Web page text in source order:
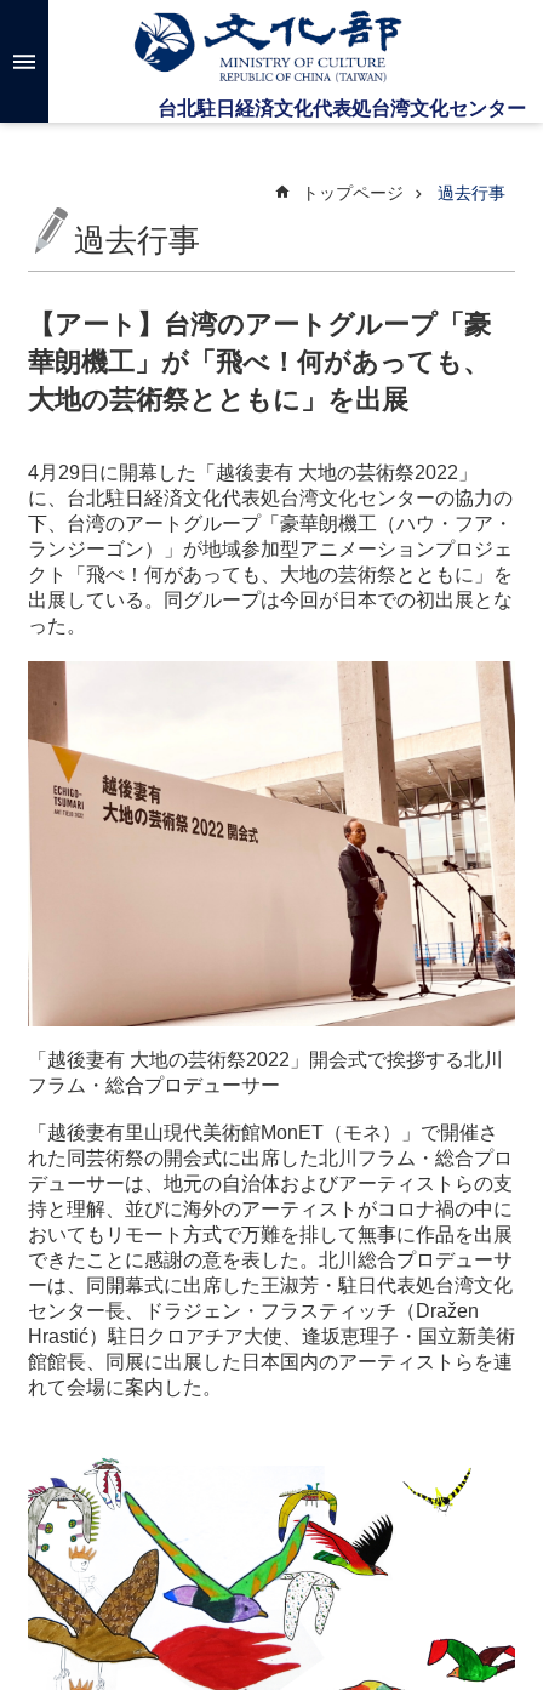
メインのコンテンツブロックにジャンプします
高
検
台
セ
タ
に
つ
い
て
最
新
込
台
湾
本
関
リ
ン
ク
ホ
ム
サ
イ
プ
トップページ 過去行事
過去行事
【アート】台湾のアートグループ「豪
華朗機工」が「飛べ！何があっても、
大地の芸術祭とともに」を出展
4月29日に開幕した「越後妻有 大地の芸術祭2022」
に、台北駐日経済文化代表処台湾文化センターの協力の
下、台湾のアートグループ「豪華朗機工（ハウ・フア・
ランジーゴン）」が地域参加型アニメーションプロジェ
クト「飛べ！何があっても、大地の芸術祭とともに」を
出展している。同グループは今回が日本での初出展とな
った。
「越後妻有 大地の芸術祭2022」開会式で挨拶する北川
フラム・総合プロデューサー
「越後妻有里山現代美術館MonET（モネ）」で開催さ
れた同芸術祭の開会式に出席した北川フラム・総合プロ
デューサーは、地元の自治体およびアーティストらの支
持と理解、並びに海外のアーティストがコロナ禍の中に
おいてもリモート方式で万難を排して無事に作品を出展
できたことに感謝の意を表した。北川総合プロデューサ
ーは、同開幕式に出席した王淑芳・駐日代表処台湾文化
センター長、ドラジェン・フラスティッチ（Dražen
Hrastić）駐日クロアチア大使、逢坂恵理子・国立新美術
館館長、同展に出展した日本国内のアーティストらを連
れて会場に案内した。